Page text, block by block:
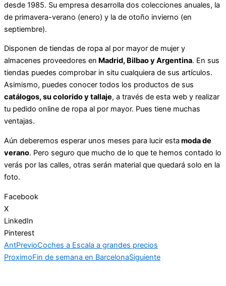
desde 1985. Su empresa desarrolla dos colecciones anuales, la
de primavera-verano (enero) y la de otoño invierno (en
septiembre).
Disponen de tiendas de ropa al por mayor de mujer y
almacenes proveedores en Madrid, Bilbao y Argentina. En sus
tiendas puedes comprobar in situ cualquiera de sus artículos.
Asimismo, puedes conocer todos los productos de sus
catálogos, su colorido y tallaje, a través de esta web y realizar
tu pedido online de ropa al por mayor. Pues tiene muchas
ventajas.
Aún deberemos esperar unos meses para lucir esta moda de
verano. Pero seguro que mucho de lo que te hemos contado lo
verás por las calles, otras serán material que quedará solo en la
foto.
Facebook
X
LinkedIn
Pinterest
AntPrevioCoches a Escala a grandes precios
ProximoFin de semana en BarcelonaSiguiente